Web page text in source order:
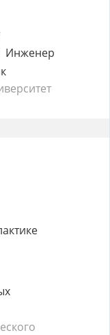
Инженер